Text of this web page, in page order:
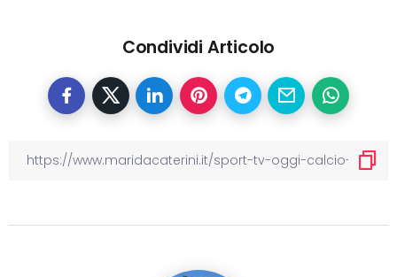
Condividi Articolo